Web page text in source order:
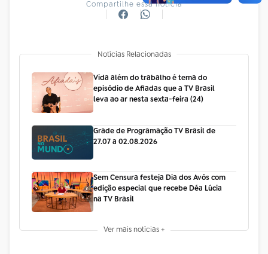
Compartilhe essa notícia
Notícias Relacionadas
Vida além do trabalho é tema do
episódio de Afiadas que a TV Brasil
leva ao ar nesta sexta-feira (24)
Grade de Programação TV Brasil de
27.07 a 02.08.2026
Sem Censura festeja Dia dos Avós com
edição especial que recebe Déa Lúcia
na TV Brasil
Ver mais notícias +